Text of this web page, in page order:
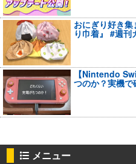
おにぎり好き
り巾着』 #週刊
【Nintendo
つのか？実機で
メニュー